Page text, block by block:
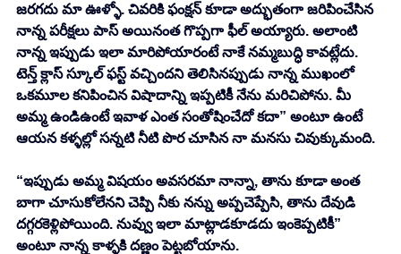
జరగదు మా ఊళ్ళో. చివరికి ఫంక్షన్ కూడా అద్భుతంగా జరిపించేసిన
నాన్న పరీక్షలు పాస్ అయినంత గొప్పగా ఫీల్ అయ్యారు. అలాంటి
నాన్న ఇప్పుడు ఇలా మారిపోయారంటే నాకే నమ్మబుద్ధి కావట్లేదు.
టెన్త్ క్లాస్ స్కూల్ ఫస్ట్ వచ్చిందని తెలిసినప్పుడు నాన్న ముఖంలో
ఒకమూల కనిపించిన విషాదాన్ని ఇప్పటికీ నేను మరిచిపోను. మీ
అమ్మ ఉండిఉంటే ఇవాళ ఎంత సంతోషించేదో కదా” అంటూ ఉంటే
ఆయన కళ్ళల్లో సన్నటి నీటి పొర చూసిన నా మనసు చివుక్కుమంది.
“ఇప్పుడు అమ్మ విషయం అవసరమా నాన్నా, తాను కూడా అంత
బాగా చూసుకోలేనని చెప్పి నీకు నన్ను అప్పచెప్పేసి, తాను దేవుడి
దగ్గరకెళ్లిపోయింది. నువ్వు ఇలా మాట్లాడకూడదు ఇంకెప్పటికీ”
అంటూ నాన్న కాళ్ళకి దణ్ణం పెట్టబోయాను.